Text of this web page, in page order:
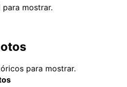
mostrar.
para mostrar.